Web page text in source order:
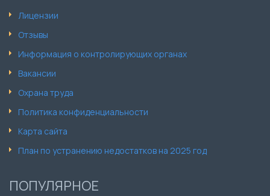
Лицензии
Отзывы
Информация о контролирующих органах
Вакансии
Охрана труда
Политика конфиденциальности
Карта сайта
План по устранению недостатков на 2025 год
ПОПУЛЯРНОЕ